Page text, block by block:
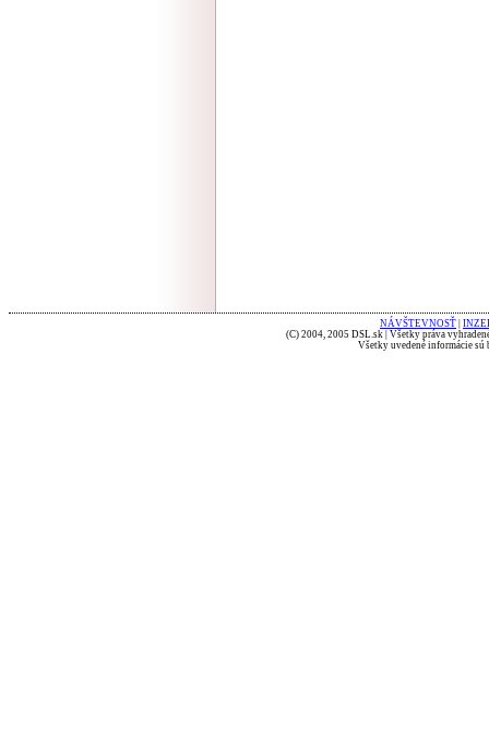
NÁVŠTEVNOSŤ
(C) 2004, 2005 DSL.sk | Všetky práva
Všetky uvedené informácie sú